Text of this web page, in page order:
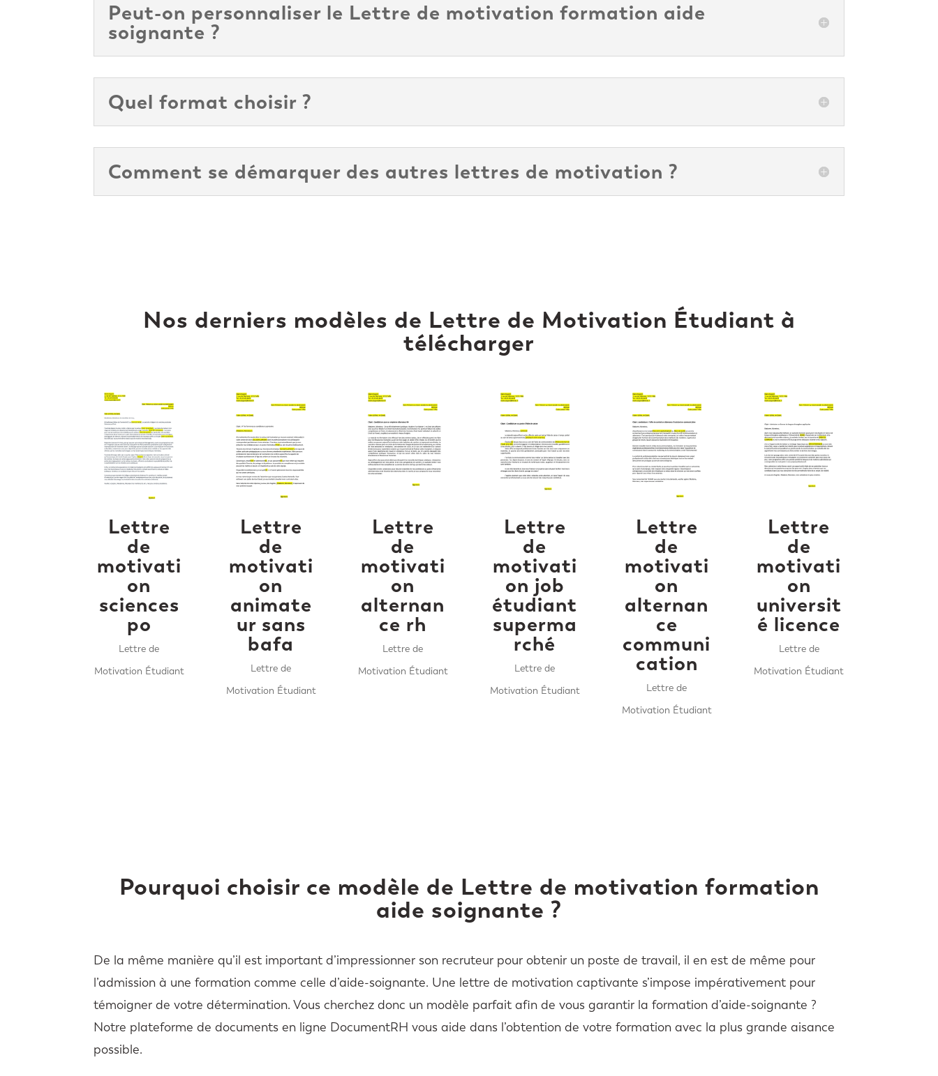
Peut-on personnaliser le Lettre de motivation formation aide
soignante ?
Quel format choisir ?
Comment se démarquer des autres lettres de motivation ?
Nos derniers modèles de Lettre de Motivation Étudiant à
télécharger
Lettre
de
motivati
on
sciences
po
Lettre de
Motivation Étudiant
Lettre
de
motivati
on
animate
ur sans
bafa
Lettre de
Motivation Étudiant
Lettre
de
motivati
on
alternan
ce rh
Lettre de
Motivation Étudiant
Lettre
de
motivati
on job
étudiant
superma
rché
Lettre de
Motivation Étudiant
Lettre
de
motivati
on
alternan
ce
communi
cation
Lettre de
Motivation Étudiant
Lettre
de
motivati
on
universit
é licence
Lettre de
Motivation Étudiant
Pourquoi choisir ce modèle de Lettre de motivation formation
aide soignante ?
De la même manière qu’il est important d’impressionner son recruteur pour obtenir un poste de travail, il en est de même pour
l’admission à une formation comme celle d’aide-soignante. Une lettre de motivation captivante s’impose impérativement pour
témoigner de votre détermination. Vous cherchez donc un modèle parfait afin de vous garantir la formation d’aide-soignante ?
Notre plateforme de documents en ligne DocumentRH vous aide dans l’obtention de votre formation avec la plus grande aisance
possible.